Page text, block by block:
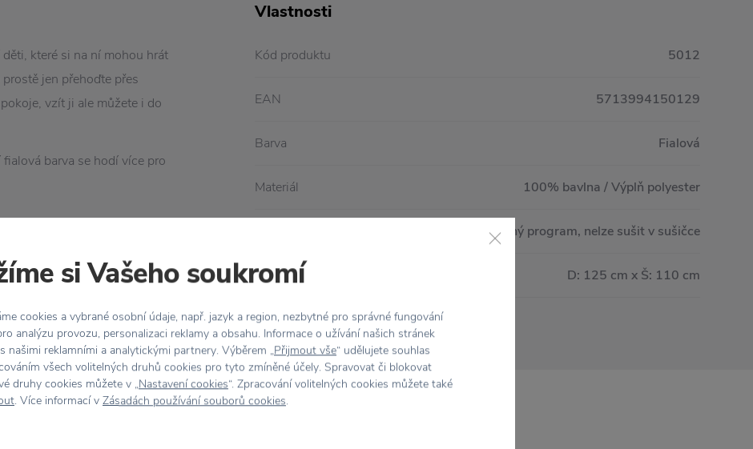
které si na ní mohou hrát
jen přehoďte přes
vzít ji ale můžete i do
barva se hodí více pro
Vlastnosti
Kód produktu 5012
EAN 5713994150129
Barva Fialová
Materiál 100% bavlna / Výplň polyester
Praní v pračce na jemný program, nelze sušit v sušičce
Rozměr D: 125 cm x Š: 110 cm
si Vašeho soukromí
cookies a vybrané osobní údaje, např. jazyk a region, nezbytné pro správné fungování
analýzu provozu, personalizaci reklamy a obsahu. Informace o užívání našich stránek
našimi reklamními a analytickými partnery. Výběrem „Přijmout vše“ udělujete souhlas
všech volitelných druhů cookies pro tyto zmíněné účely. Spravovat či blokovat
druhy cookies můžete v „Nastavení cookies“. Zpracování volitelných cookies můžete také
. Více informací v Zásadách používání souborů cookies.